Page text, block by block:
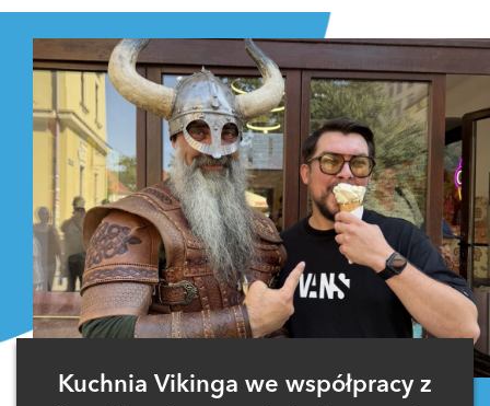
Kuchnia Vikinga we współpracy z